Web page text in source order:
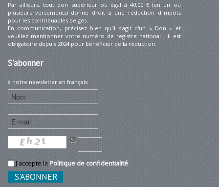
Par ailleurs, tout don supérieur ou égal à 40,00 € (en un ou
plusieurs versements) donne droit à une réduction d'impôts
pour les contribuables belges.
En communication, précisez bien qu'il s'agit d'un « Don » et
veuillez mentionner votre numéro de registre national ; il est
obligatoire depuis 2024 pour bénéficier de la réduction.
S'abonner
à notre newsletter en français
J'accepte la Politique de confidentialité